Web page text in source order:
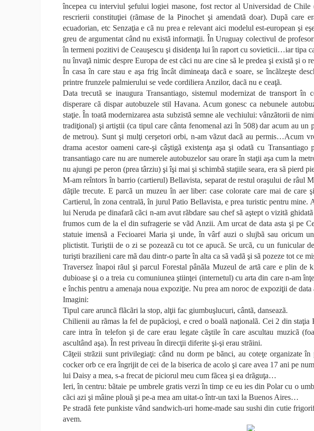
începea cu interviul şefului logiei masone, fost rector al Universidad de Chile
rescrierii constituţiei (rãmase de la Pinochet şi amendatã doar). Dupã care
ecuadorian, etc Senzaţia e cã nu prea e relevant aici modelul est-european şi
greu de argumentat când nu existã informaţii. În Uruguay colectivul de
în termeni pozitivi de Ceauşescu şi disidenţa lui în raport cu sovieticii…iar tipa
nu învaţã nimic despre Europa de est cãci nu are cine sã le predea şi existã şi o
În casa în care stau e aşa frig încât dimineaţa dacã e soare, se încãlzeşte
printre frunzele palmierului se vede cordiliera Anzilor, dacã nu e ceaţã.
Data trecutã se inaugura Transantiago, sistemul modernizat de transport
disperare cã dispar autobuzele stil Havana. Acum gonesc ca nebunele
staţie. În toatã modernizarea asta subzistã semne ale vechiului: vânzãtorii de
tradiţional) şi artiştii (ca tipul care cânta fenomenal azi în 508) dar acum au un
de metrou). Sunt şi mulţi cerşetori orbi, n-am vãzut dacã au permis…Acum
drama acestor oameni care-şi câştigã existenţa aşa şi odatã cu
transantiago care nu are numerele autobuzelor sau orare în staţii aşa cum la
nu ajungi pe peron (prea târziu) şi îşi mai şi schimbã staţiile seara, era sã pierd
M-am reîntors în barrio (cartierul) Bellavista, separat de restul oraşului de râul
dãţile trecute. E parcã un muzeu în aer liber: case colorate care mai de care
Cartierul, în zona centralã, în jurul Patio Bellavista, e prea turistic pentru mine.
lui Neruda pe dinafarã cãci n-am avut rãbdare sau chef sã aştept o vizitã
frumos cum de la el din sufragerie se vãd Anzii. Am urcat de data asta şi pe
statuie imensã a Fecioarei Maria şi unde, în vârf auzi o slujbã sau oricum
plictistit. Turiştii de o zi se pozeazã cu tot ce apucã. Se urcã, cu un funicular
turişti brazilieni care mã dau dintr-o parte în alta ca sã vadã şi sã pozeze tot ce
Traversez înapoi rãul şi parcul Forestal pânãla Muzeul de artã care e plin de
dubioase şi o a treia cu comuniunea ştiinţei (internetul) cu arta din care n-am
e închis pentru a amenaja noua expoziţie. Nu prea am noroc de expoziţii de data
Imagini:
Tipul care aruncã flãcãri la stop, alţii fac giumbuşlucuri, cântã, danseazã.
Chilienii au rãmas la fel de pupãcioşi, e cred o boalã naţionalã. Cei 2 din staţia
care intra în telefon şi de care erau legate cãştile în care ascultau muzicã
ascultând aşa). În rest priveau în direcţii diferite şi-şi erau strãini.
Cãţeii strãzii sunt privilegiaţi: când nu dorm pe bãnci, au coteţe organizate
cocker orb ce era îngrijit de cei de la biserica de acolo şi care avea 17 ani pe
lui Daisy a mea, s-a frecat de piciorul meu cum fãcea şi ea drãguţa…
Ieri, în centru: bãtaie pe umbrele gratis verzi în timp ce eu ies din Polar cu o
cãci azi şi mâine plouã şi pe-a mea am uitat-o într-un taxi la Buenos Aires…
Pe stradã fete punkiste vând sandwich-uri home-made sau sushi din cutie
avem.